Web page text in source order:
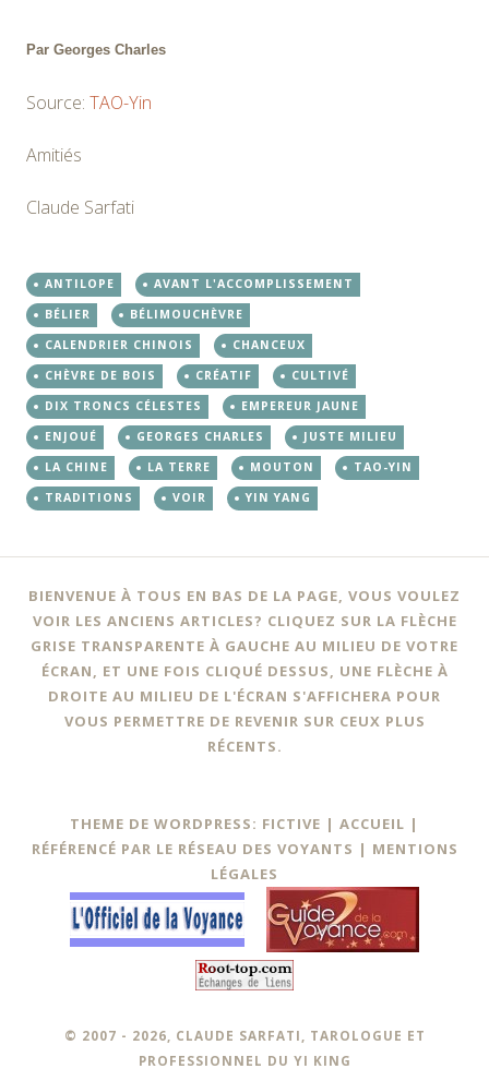
Par Georges Charles
Source: TAO-Yin
Amitiés
Claude Sarfati
ANTILOPE
AVANT L'ACCOMPLISSEMENT
BÉLIER
BÉLIMOUCHÈVRE
CALENDRIER CHINOIS
CHANCEUX
CHÈVRE DE BOIS
CRÉATIF
CULTIVÉ
DIX TRONCS CÉLESTES
EMPEREUR JAUNE
ENJOUÉ
GEORGES CHARLES
JUSTE MILIEU
LA CHINE
LA TERRE MOUTON
TAO-YIN
TRADITIONS
VOIR YIN YANG
BIENVENUE À TOUS EN BAS DE LA PAGE, VOUS VOULEZ
VOIR LES ANCIENS ARTICLES? CLIQUEZ SUR LA FLÈCHE
GRISE TRANSPARENTE À GAUCHE AU MILIEU DE VOTRE
ÉCRAN, ET UNE FOIS CLIQUÉ DESSUS, UNE FLÈCHE À
DROITE AU MILIEU DE L'ÉCRAN S'AFFICHERA POUR
VOUS PERMETTRE DE REVENIR SUR CEUX PLUS
RÉCENTS.
THEME DE WORDPRESS: FICTIVE | ACCUEIL |
RÉFÉRENCÉ PAR LE RÉSEAU DES VOYANTS | MENTIONS
LÉGALES
© 2007 - 2026, CLAUDE SARFATI, TAROLOGUE ET
PROFESSIONNEL DU YI KING